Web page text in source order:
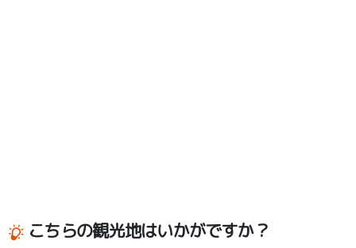
こちらの観光地はいかがですか？